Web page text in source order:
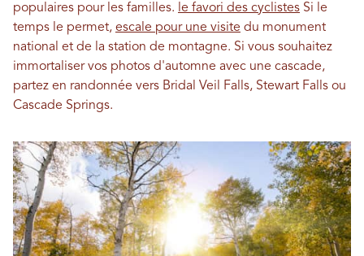
populaires pour les familles. le favori des cyclistes Si le
temps le permet, escale pour une visite du monument
national et de la station de montagne. Si vous souhaitez
immortaliser vos photos d'automne avec une cascade,
partez en randonnée vers Bridal Veil Falls, Stewart Falls ou
Cascade Springs.